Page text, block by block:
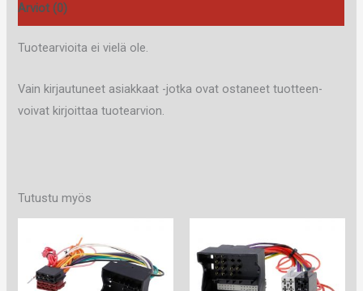
Arviot (0)
Tuotearvioita ei vielä ole.
Vain kirjautuneet asiakkaat -jotka ovat ostaneet tuotteen-
voivat kirjoittaa tuotearvion.
Tutustu myös